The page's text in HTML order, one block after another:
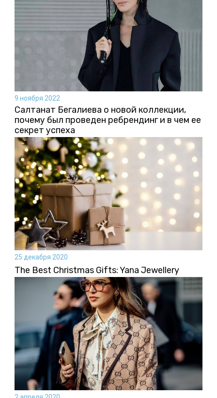
9 ноября 2022
Салтанат Бегалиева о новой коллекции,
почему был проведен ребрендинг и в чем ее
секрет успеха
25 декабря 2020
The Best Christmas Gifts: Yana Jewellery